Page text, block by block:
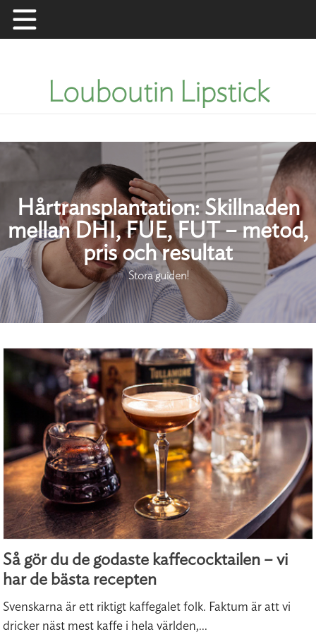
Skip
to
Louboutin Lipstick
Hårtransplantation: Skillnaden
mellan DHI, FUE, FUT – metod,
pris och resultat
Stora guiden!
Så gör du de godaste kaffecocktailen – vi
har de bästa recepten
Svenskarna är ett riktigt kaffegalet folk. Faktum är att vi
dricker näst mest kaffe i hela världen,...